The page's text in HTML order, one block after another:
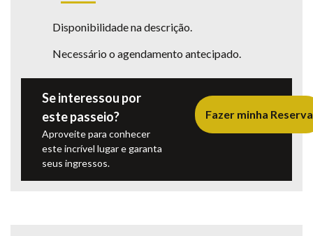
Disponibilidade na descrição.
Necessário o agendamento antecipado.
Se interessou por
este passeio?
Aproveite para conhecer
este incrível lugar e garanta
seus ingressos.
Fazer minha Reserva